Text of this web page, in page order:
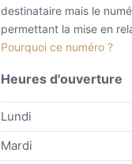
destinataire mais le
permettant la mise en
Pourquoi ce numéro ?
Heures d'ouverture
Lundi
Mardi